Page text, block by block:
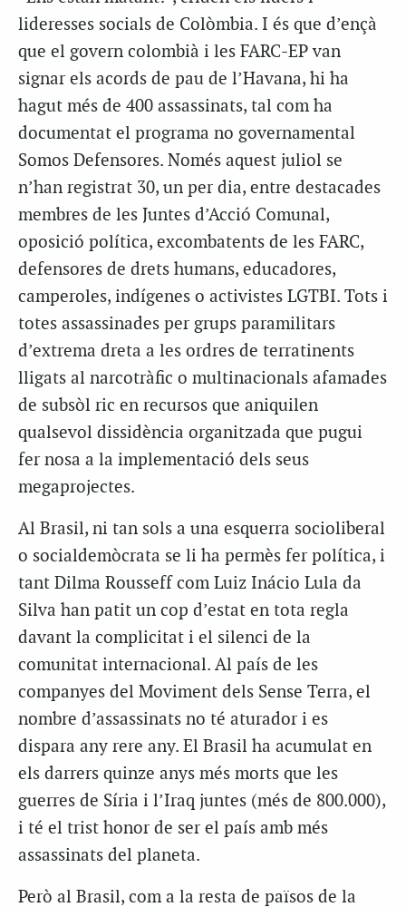
lideresses socials de Colòmbia. I és que d’ençà
que el govern colombià i les FARC-EP van
signar els acords de pau de l’Havana, hi ha
hagut més de 400 assassinats, tal com ha
documentat el programa no governamental
Somos Defensores. Només aquest juliol se
n’han registrat 30, un per dia, entre destacades
membres de les Juntes d’Acció Comunal,
oposició política, excombatents de les FARC,
defensores de drets humans, educadores,
camperoles, indígenes o activistes LGTBI. Tots i
totes assassinades per grups paramilitars
d’extrema dreta a les ordres de terratinents
lligats al narcotràfic o multinacionals afamades
de subsòl ric en recursos que aniquilen
qualsevol dissidència organitzada que pugui
fer nosa a la implementació dels seus
megaprojectes.
Al Brasil, ni tan sols a una esquerra socioliberal
o socialdemòcrata se li ha permès fer política, i
tant Dilma Rousseff com Luiz Inácio Lula da
Silva han patit un cop d’estat en tota regla
davant la complicitat i el silenci de la
comunitat internacional. Al país de les
companyes del Moviment dels Sense Terra, el
nombre d’assassinats no té aturador i es
dispara any rere any. El Brasil ha acumulat en
els darrers quinze anys més morts que les
guerres de Síria i l’Iraq juntes (més de 800.000),
i té el trist honor de ser el país amb més
assassinats del planeta.
Però al Brasil, com a la resta de països de la